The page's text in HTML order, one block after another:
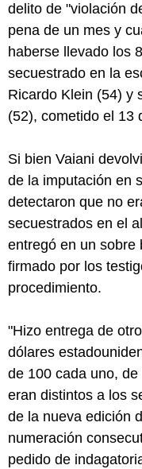
delito de "violación
pena de un mes y
haberse llevado los
secuestrado en la
Ricardo Klein (54) y
(52), cometido el 13
Si bien Vaiani
de la imputación en
detectaron que no
secuestrados en el
entregó en un sobre
firmado por los
procedimiento.
"Hizo entrega de
dólares
de 100 cada uno,
eran distintos a los
de la nueva edición
numeración
pedido de